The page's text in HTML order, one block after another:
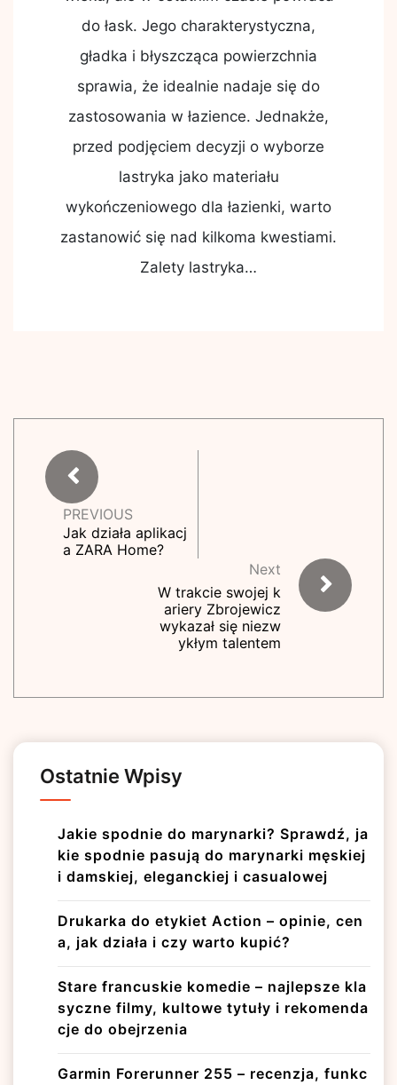
do łask. Jego charakterystyczna,
gładka i błyszcząca powierzchnia
sprawia, że idealnie nadaje się do
zastosowania w łazience. Jednakże,
przed podjęciem decyzji o wyborze
lastryka jako materiału
wykończeniowego dla łazienki, warto
zastanowić się nad kilkoma kwestiami.
Zalety lastryka…
PREVIOUS
Jak działa aplikacj
a ZARA Home?
Next
W trakcie swojej k
ariery Zbrojewicz
wykazał się niezw
ykłym talentem
Ostatnie Wpisy
Jakie spodnie do marynarki? Sprawdź, ja
kie spodnie pasują do marynarki męskiej
i damskiej, eleganckiej i casualowej
Drukarka do etykiet Action – opinie, cen
a, jak działa i czy warto kupić?
Stare francuskie komedie – najlepsze kla
syczne filmy, kultowe tytuły i rekomenda
cje do obejrzenia
Garmin Forerunner 255 – recenzja, funkc